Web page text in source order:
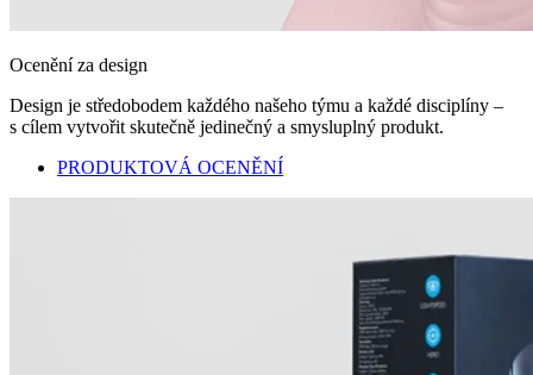
Ocenění za design
Design je středobodem každého našeho týmu a každé disciplíny –
s cílem vytvořit skutečně jedinečný a smysluplný produkt.
PRODUKTOVÁ OCENĚNÍ